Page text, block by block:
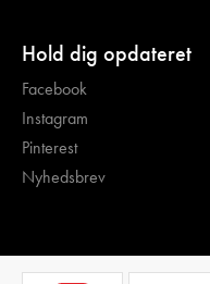
Hold dig opdateret
Facebook
Instagram
Pinterest
Nyhedsbrev